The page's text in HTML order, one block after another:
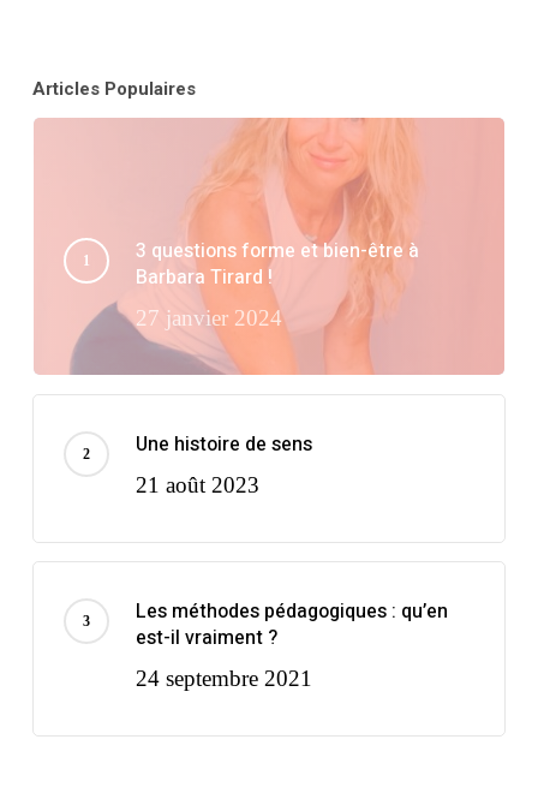
Articles Populaires
3 questions forme et bien-être à
Barbara Tirard !
27 janvier 2024
Une histoire de sens
21 août 2023
Les méthodes pédagogiques : qu’en
est-il vraiment ?
24 septembre 2021